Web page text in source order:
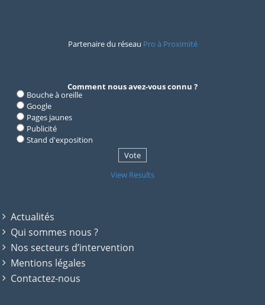
Partenaire du réseau Pro à Proximité
Comment nous avez-vous connu ?
Bouche à oreille
Google
Pages jaunes
Publicité
Stand d'exposition
View Results
Actualités
Qui sommes nous ?
Nos secteurs d’intervention
Mentions légales
Contactez-nous